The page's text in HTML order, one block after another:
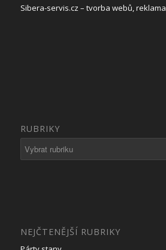
Sibera-servis.cz – tvorba webů, reklama
RUBRIKY
NEJČTENĚJŠÍ RUBRIKY